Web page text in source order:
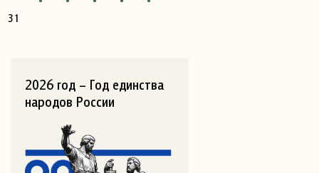
31
2026 год – Год единства
народов России